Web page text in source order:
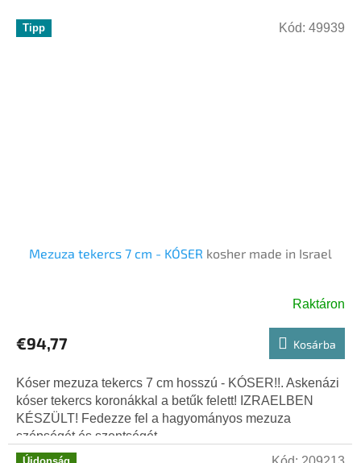
Tipp
Mezuza tekercs 7 cm - KÓSER kosher made in Israel
Raktáron
€94,77 Kosárba
Kóser mezuza tekercs 7 cm hosszú - KÓSER!!. Askenázi
kóser tekercs koronákkal a betűk felett! IZRAELBEN
KÉSZÜLT! Fedezze fel a hagyományos mezuza
szépségét és szentségét...
Kód: 49939